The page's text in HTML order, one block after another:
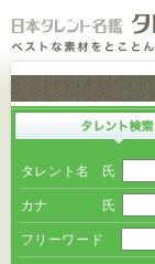
タレント名 氏
カナ 氏
フリーワード